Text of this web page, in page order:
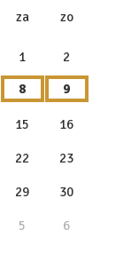
za zo
1 2
8 9
15 16
22 23
29 30
5 6